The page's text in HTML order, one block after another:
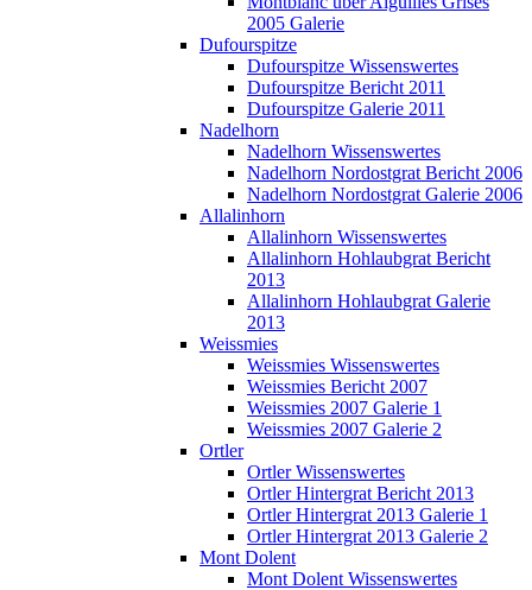
2005 Galerie
Dufourspitze
Dufourspitze Wissenswertes
Dufourspitze Bericht 2011
Dufourspitze Galerie 2011
Nadelhorn
Nadelhorn Wissenswertes
Nadelhorn Nordostgrat Bericht 2006
Nadelhorn Nordostgrat Galerie 2006
Allalinhorn
Allalinhorn Wissenswertes
Allalinhorn Hohlaubgrat Bericht
2013
Allalinhorn Hohlaubgrat Galerie
2013
Weissmies
Weissmies Wissenswertes
Weissmies Bericht 2007
Weissmies 2007 Galerie 1
Weissmies 2007 Galerie 2
Ortler
Ortler Wissenswertes
Ortler Hintergrat Bericht 2013
Ortler Hintergrat 2013 Galerie 1
Ortler Hintergrat 2013 Galerie 2
Mont Dolent
Mont Dolent Wissenswertes